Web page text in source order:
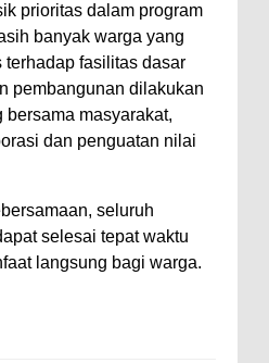
APBD Kota Bima
Upacara HUT
Ke-80, Kapolres
Jadikan Tugas Sebagai
Kepercayaan Rakyat
HUT Bhayangkara Ke-80,
Bima Pimpin Kenaikan
prioritas dalam program
banyak warga yang
terhadap fasilitas dasar
pembangunan dilakukan
masyarakat,
dan penguatan nilai
seluruh
selesai tepat waktu
langsung bagi warga.